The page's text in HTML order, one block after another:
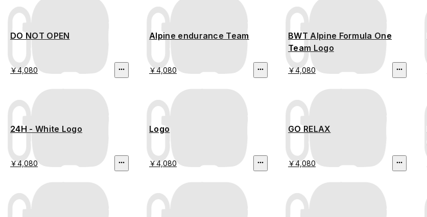
DO NOT OPEN
￥4,080
Alpine endurance Team
￥4,080
BWT Alpine Formula One
Team Logo
￥4,080
24H - White Logo
￥4,080
Logo
￥4,080
GO RELAX
￥4,080